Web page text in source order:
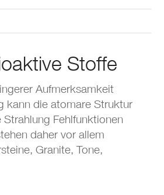
Stoffe
Aufmerksamkeit
kann die atomare Struktur
Fehlfunktionen
daher vor allem
Granite, Tone,